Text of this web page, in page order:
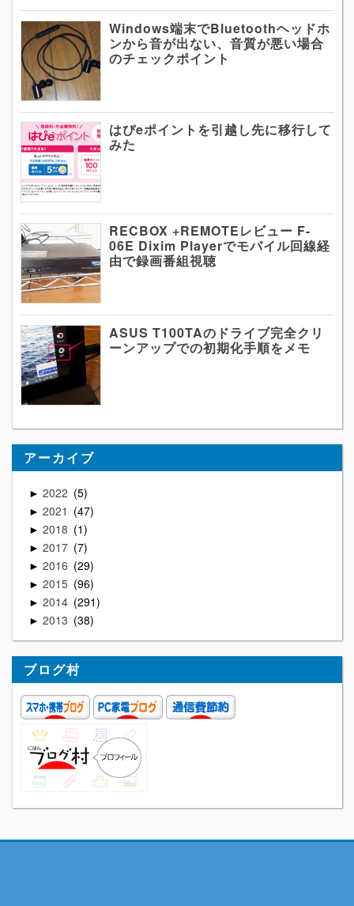
Windows端末でBluetoothヘッドホ
ンから音が出ない、音質が悪い場合
のチェックポイント
はぴeポイントを引越し先に移行して
みた
RECBOX +REMOTEレビュー F-
06E Dixim Playerでモバイル回線経
由で録画番組視聴
ASUS T100TAのドライブ完全クリ
ーンアップでの初期化手順をメモ
アーカイブ
► 2022 5
► 2021 47
► 2018 1
► 2017 7
► 2016 29
► 2015 96
► 2014 291
► 2013 38
ブログ村